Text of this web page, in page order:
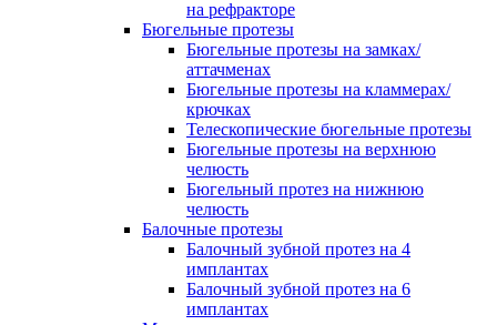
на рефракторе
Бюгельные протезы
Бюгельные протезы на замках/
аттачменах
Бюгельные протезы на кламмерах/
крючках
Телескопические бюгельные протезы
Бюгельные протезы на верхнюю
челюсть
Бюгельный протез на нижнюю
челюсть
Балочные протезы
Балочный зубной протез на 4
имплантах
Балочный зубной протез на 6
имплантах